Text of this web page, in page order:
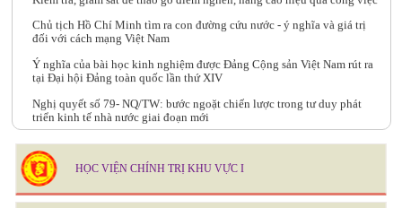
Chủ tịch Hồ Chí Minh tìm ra con đường cứu nước - ý nghĩa và giá trị
đối với cách mạng Việt Nam
Ý nghĩa của bài học kinh nghiệm được Đảng Cộng sản Việt Nam rút ra
tại Đại hội Đảng toàn quốc lần thứ XIV
Nghị quyết số 79- NQ/TW: bước ngoặt chiến lược trong tư duy phát
triển kinh tế nhà nước giai đoạn mới
Tư tưởng Hồ Chí Minh về công tác cán bộ và sự vận dụng trong giai
HỌC VIỆN CHÍNH TRỊ KHU VỰC I